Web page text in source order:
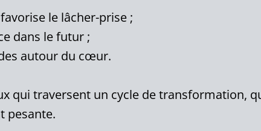
le lâcher-prise ;
dans le futur ;
autour du cœur.
qui traversent un cycle de transformation,
pesante.